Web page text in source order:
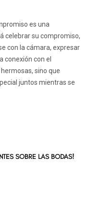
es una
celebrar su compromiso,
con la cámara, expresar
conexión con el
sino que
juntos mientras se
SOBRE LAS BODAS!